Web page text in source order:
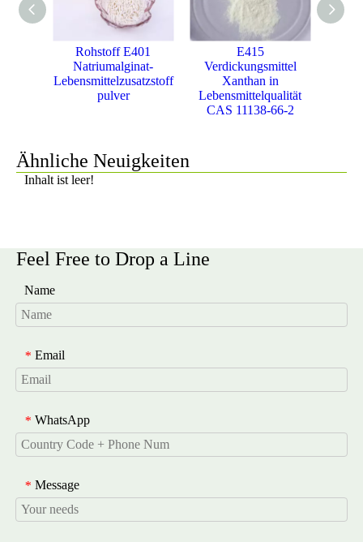
Rohstoff E401
Natriumalginat-
Lebensmittelzusatzstoff
pulver
E415
Verdickungsmittel
Xanthan in
Lebensmittelqualität
CAS 11138-66-2
Ähnliche Neuigkeiten
Inhalt ist leer!
Feel Free to Drop a Line
Name
* Email
* WhatsApp
* Message